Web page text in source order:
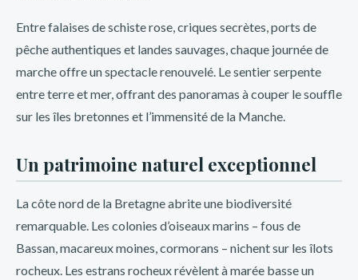
Entre falaises de schiste rose, criques secrètes, ports de
pêche authentiques et landes sauvages, chaque journée de
marche offre un spectacle renouvelé. Le sentier serpente
entre terre et mer, offrant des panoramas à couper le souffle
sur les îles bretonnes et l’immensité de la Manche.
Un patrimoine naturel exceptionnel
La côte nord de la Bretagne abrite une biodiversité
remarquable. Les colonies d’oiseaux marins – fous de
Bassan, macareux moines, cormorans – nichent sur les îlots
rocheux. Les estrans rocheux révèlent à marée basse un